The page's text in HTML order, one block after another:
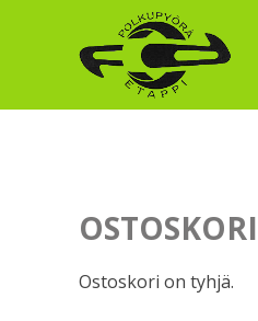
OSTOSKORI
Ostoskori on tyhjä.